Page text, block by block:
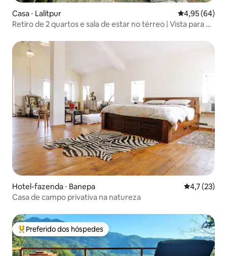
Casa ⋅ Lalitpur 4,95 de uma
4,95 (64)
Retiro de 2 quartos e sala de estar no térreo | Vista para o
Hotel-fazenda ⋅ Banepa 4,7 de uma
4,7 (23)
Casa de campo privativa na natureza
Entre os melhores preferidos dos hóspedes
Preferido dos hóspedes